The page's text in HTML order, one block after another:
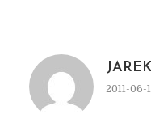
JAREK
2011-06-